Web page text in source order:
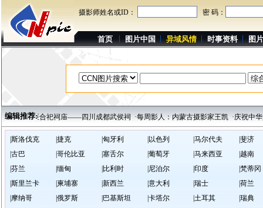
摄影师姓名或ID： 密 码：
首页 图片中国 异域风情 时事资料 图
编辑推荐:
一的君臣合祀祠庙——四川成都武侯祠 ·每周影人：内蒙古摄影家王凯 ·庆祝中华
|斯洛伐克 |捷克 |匈牙利 |以色列 |马尔代夫
|斐济
|古巴
|哥伦比亚 |塞舌尔 |葡萄牙 |马来西亚
|越南
|芬兰
|缅甸 |比利时 |尼泊尔 |印度
|梵蒂冈
|斯里兰卡
|柬埔寨 |新西兰 |意大利 |瑞士
|荷兰
|摩纳哥
|俄罗斯 |巴基斯坦 |卡塔尔 |土耳其
|瑞典